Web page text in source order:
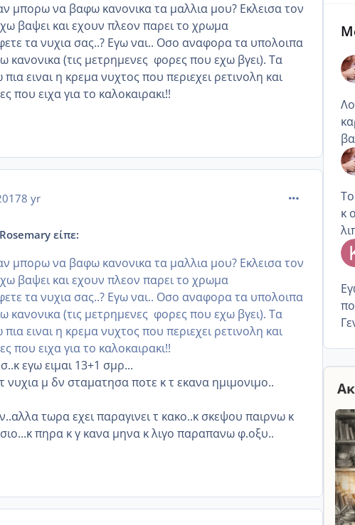
μπορω να βαφω κανονικα τα μαλλια μου? Εκλεισα τον
βαψει και εχουν πλεον παρει το χρωμα
τα νυχια σας..? Εγω ναι.. Οσο αναφορα τα υπολοιπα
κανονικα (τις μετρημενες φορες που εχω βγει). Τα
ειναι η κρεμα νυχτος που περιεχει ρετινολη και
που ειχα για το καλοκαιρακι!!
8 yr
είπε:
μπορω να βαφω κανονικα τα μαλλια μου? Εκλεισα τον
βαψει και εχουν πλεον παρει το χρωμα
τα νυχια σας..? Εγω ναι.. Οσο αναφορα τα υπολοιπα
κανονικα (τις μετρημενες φορες που εχω βγει). Τα
ειναι η κρεμα νυχτος που περιεχει ρετινολη και
που ειχα για το καλοκαιρακι!!
εγω ειμαι 13+1 σμρ...
νυχια μ δν σταματησα ποτε κ τ εκανα ημιμονιμο..
τωρα εχει παραγινει τ κακο..κ σκεψου παιρνω κ
πηρα κ γ κανα μηνα κ λιγο παραπανω φ.οξυ..
κ